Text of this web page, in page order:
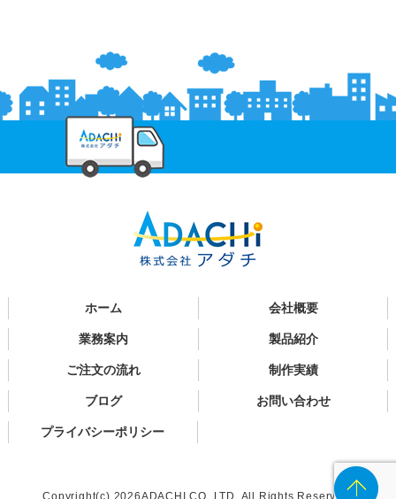
ホーム 会社概要
業務案内 製品紹介
ご注文の流れ 制作実績
ブログ お問い合わせ
プライバシーポリシー
Copyright(c) 2026ADACHI CO.,LTD. All Rights Reserved.